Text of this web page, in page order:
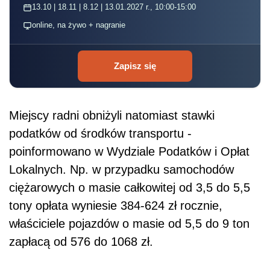
13.10 | 18.11 | 8.12 | 13.01.2027 r., 10:00-15:00
online, na żywo + nagranie
Zapisz się
Miejscy radni obniżyli natomiast stawki
podatków od środków transportu -
poinformowano w Wydziale Podatków i Opłat
Lokalnych. Np. w przypadku samochodów
ciężarowych o masie całkowitej od 3,5 do 5,5
tony opłata wyniesie 384-624 zł rocznie,
właściciele pojazdów o masie od 5,5 do 9 ton
zapłacą od 576 do 1068 zł.